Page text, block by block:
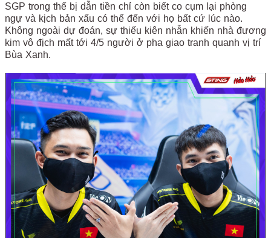
SGP trong thế bị dẫn tiền chỉ còn biết co cụm lại phòng
ngự và kịch bản xấu có thể đến với họ bất cứ lúc nào.
Không ngoài dự đoán, sự thiếu kiên nhẫn khiến nhà đương
kim vô địch mất tới 4/5 người ở pha giao tranh quanh vị trí
Bùa Xanh.